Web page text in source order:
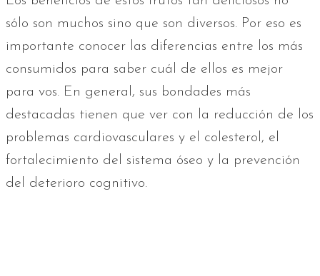
sólo son muchos sino que son diversos. Por eso es
importante conocer las diferencias entre los más
consumidos para saber cuál de ellos es mejor
para vos. En general, sus bondades más
destacadas tienen que ver con la reducción de los
problemas cardiovasculares y el colesterol, el
fortalecimiento del sistema óseo y la prevención
del deterioro cognitivo.